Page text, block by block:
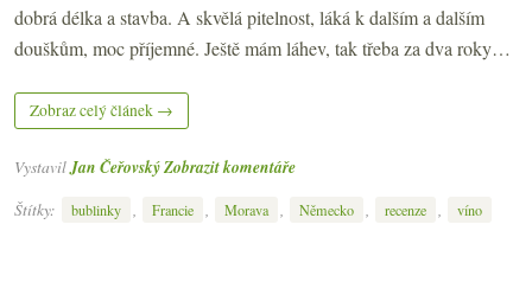
dobrá délka a stavba. A skvělá pitelnost, láká k dalším a dalším
douškům, moc příjemné. Ještě mám láhev, tak třeba za dva roky…
Zobraz celý článek →
VystavilJan ČeřovskýZobrazit komentáře
Štítky:
bublinky , Francie , Morava , Německo , recenze , víno